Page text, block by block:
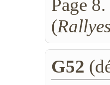
Page
(Rallyes
G52